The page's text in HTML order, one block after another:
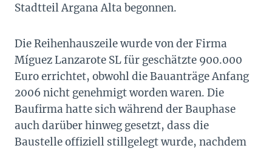
Stadtteil Argana Alta begonnen.
Die Reihenhauszeile wurde von der Firma
Míguez Lanzarote SL für geschätzte 900.000
Euro errichtet, obwohl die Bauanträge Anfang
2006 nicht genehmigt worden waren. Die
Baufirma hatte sich während der Bauphase
auch darüber hinweg gesetzt, dass die
Baustelle offiziell stillgelegt wurde, nachdem